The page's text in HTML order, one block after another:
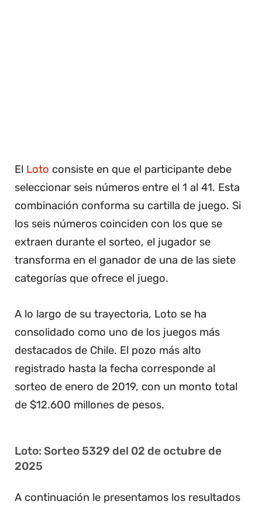
El Loto consiste en que el participante debe
seleccionar seis números entre el 1 al 41. Esta
combinación conforma su cartilla de juego. Si
los seis números coinciden con los que se
extraen durante el sorteo, el jugador se
transforma en el ganador de una de las siete
categorías que ofrece el juego.
A lo largo de su trayectoria, Loto se ha
consolidado como uno de los juegos más
destacados de Chile. El pozo más alto
registrado hasta la fecha corresponde al
sorteo de enero de 2019, con un monto total
de $12.600 millones de pesos.
Loto: Sorteo 5329 del 02 de octubre de
2025
A continuación le presentamos los resultados